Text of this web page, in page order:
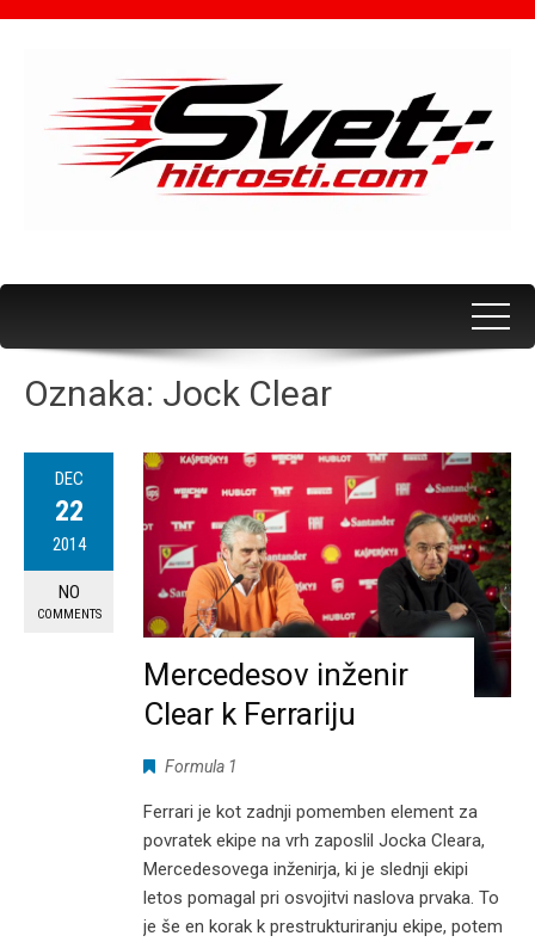
Oznaka: Jock Clear
DEC
22
2014
NO
COMMENTS
Mercedesov inženir
Clear k Ferrariju
Formula 1
Ferrari je kot zadnji pomemben element za
povratek ekipe na vrh zaposlil Jocka Cleara,
Mercedesovega inženirja, ki je slednji ekipi
letos pomagal pri osvojitvi naslova prvaka. To
je še en korak k prestrukturiranju ekipe, potem